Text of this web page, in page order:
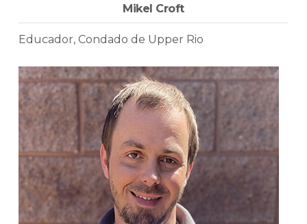
Mikel Croft
Educador, Condado de Upper Rio